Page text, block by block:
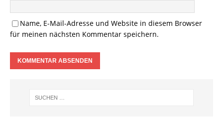
Name, E-Mail-Adresse und Website in diesem Browser
für meinen nächsten Kommentar speichern.